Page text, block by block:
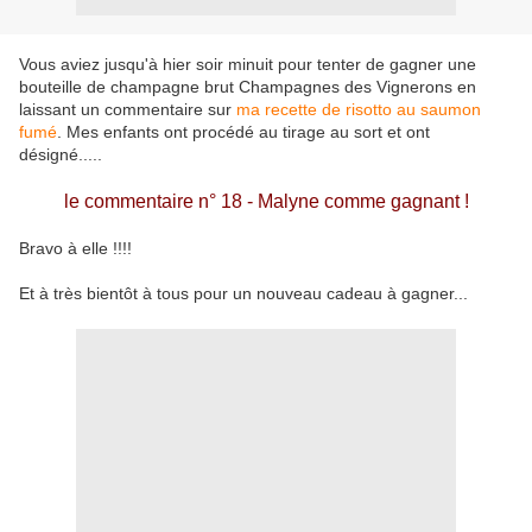
Vous aviez jusqu'à hier soir minuit pour tenter de gagner une
bouteille de champagne brut Champagnes des Vignerons en
laissant un commentaire sur ma recette de risotto au saumon
fumé . Mes enfants ont procédé au tirage au sort et ont
désigné.....
le commentaire n° 18 - Malyne comme gagnant !
Bravo à elle !!!!
Et à très bientôt à tous pour un nouveau cadeau à gagner...